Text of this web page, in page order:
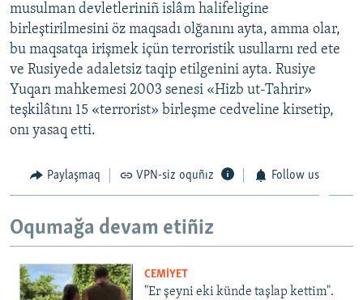
musulman devletleriniñ islâm halifeligine
birleştirilmesini öz maqsadı olğanını ayta, amma olar,
bu maqsatqa irişmek içün terroristik usullarnı red ete
ve Rusiyede adaletsiz taqip etilgenini ayta. Rusiye
Yuqarı mahkemesi 2003 senesi «Hizb ut-Tahrir»
teşkilâtını 15 «terrorist» birleşme cedveline kirsetip,
onı yasaq etti.
Paylaşmaq VPN-siz oquñız Follow us
Oqumağa devam etiñiz
CEMİYET
"Er şeyni eki künde taşlap kettim".